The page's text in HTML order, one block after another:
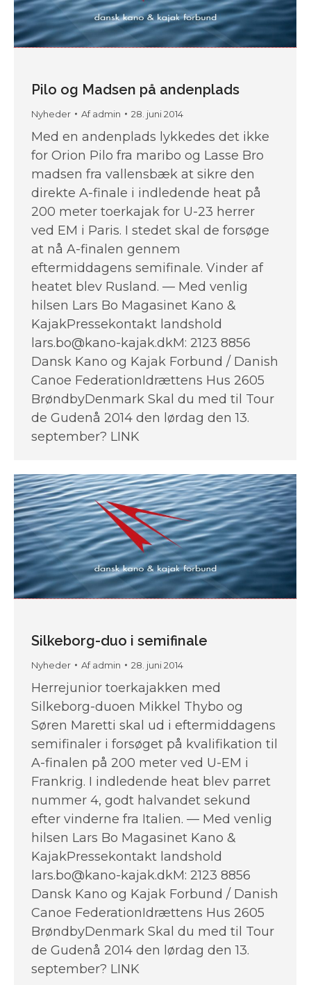
Pilo og Madsen på andenplads
Nyheder Afadmin 28. juni 2014
Med en andenplads lykkedes det ikke
for Orion Pilo fra maribo og Lasse Bro
madsen fra vallensbæk at sikre den
direkte A-finale i indledende heat på
200 meter toerkajak for U-23 herrer
ved EM i Paris. I stedet skal de forsøge
at nå A-finalen gennem
eftermiddagens semifinale. Vinder af
heatet blev Rusland. — Med venlig
hilsen Lars Bo Magasinet Kano &
KajakPressekontakt landshold
lars.bo@kano-kajak.dkM: 2123 8856
Dansk Kano og Kajak Forbund / Danish
Canoe FederationIdrættens Hus 2605
BrøndbyDenmark Skal du med til Tour
de Gudenå 2014 den lørdag den 13.
september? LINK
Silkeborg-duo i semifinale
Nyheder Afadmin 28. juni 2014
Herrejunior toerkajakken med
Silkeborg-duoen Mikkel Thybo og
Søren Maretti skal ud i eftermiddagens
semifinaler i forsøget på kvalifikation til
A-finalen på 200 meter ved U-EM i
Frankrig. I indledende heat blev parret
nummer 4, godt halvandet sekund
efter vinderne fra Italien. — Med venlig
hilsen Lars Bo Magasinet Kano &
KajakPressekontakt landshold
lars.bo@kano-kajak.dkM: 2123 8856
Dansk Kano og Kajak Forbund / Danish
Canoe FederationIdrættens Hus 2605
BrøndbyDenmark Skal du med til Tour
de Gudenå 2014 den lørdag den 13.
september? LINK